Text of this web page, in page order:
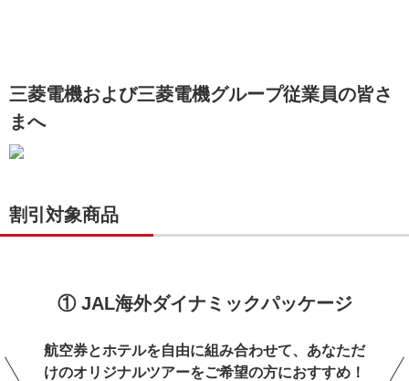
三菱電機および三菱電機グループ従業員の皆さ
まへ
割引対象商品
① JAL海外ダイナミックパッケージ
航空券とホテルを自由に組み合わせて、あなただ
けのオリジナルツアーをご希望の方におすすめ！